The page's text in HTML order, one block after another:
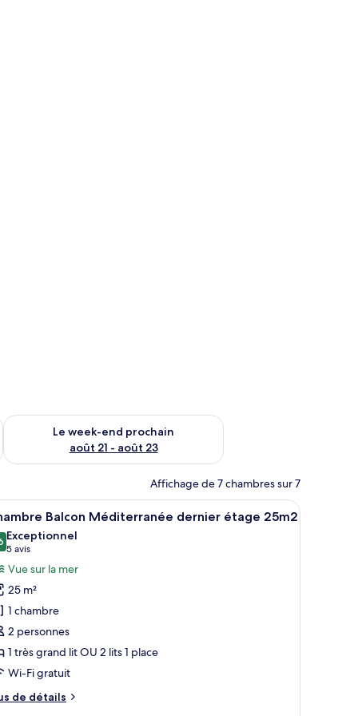
août 14 - août 16
Le week-end prochain
août 21 - août 23
Vérifier la disponibilité pour le week-end prochain août 21 -
Affichage de 7 chambres sur 7
une chaise, une petite table et une vue sur l’extérieur.
:
Une chambre d’hôtel avec un lit, une petite
9 Balcon Méditerranée dernier étage 25m2
sur 10
Exceptionnel
5 avis
(5 avis)
Vue sur la mer
25 m²
1 chambre
2 personnes
1 très grand lit OU 2 lits 1 place
Wi-Fi gratuit
de détails